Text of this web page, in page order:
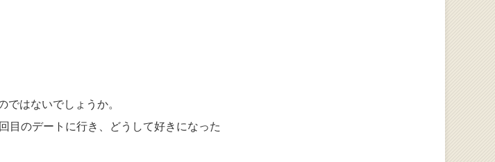
はないでしょうか。
目のデートに行き、どうして好きになった